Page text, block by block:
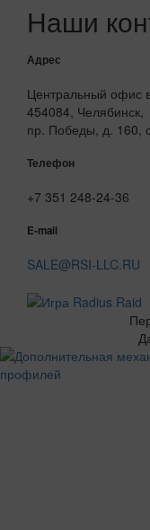
Наши
Адрес
Центральный офис
454084, Челябинск,
пр. Победы, д. 160,
Телефон
+7 351 248-24-36
E-mail
SALE@RSI-LLC.RU